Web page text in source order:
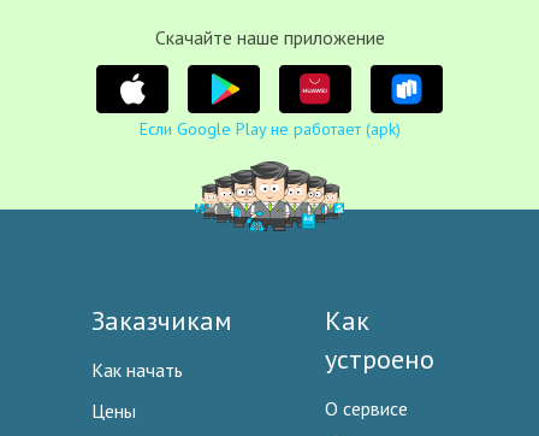
Cкачайте наше приложение
Если Google Play не работает (apk)
Заказчикам
Как начать
Цены
Как
устроено
О сервисе